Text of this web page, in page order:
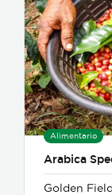
Alimentario
Arabica
Golden